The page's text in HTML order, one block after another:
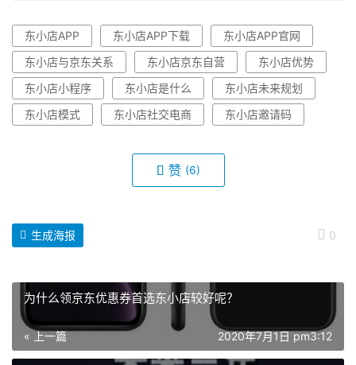
东小店APP 东小店APP下载
东小店APP官网
东小店与京东关系
东小店京东自营
东小店优势
东小店小程序
东小店是什么
东小店未来规划
东小店模式
东小店社交电商 东小店邀请码
赞 (6)
0
生成海报
为什么领京东优惠券首选东小店较好呢？
« 上一篇 2020年7月1日 pm3:12